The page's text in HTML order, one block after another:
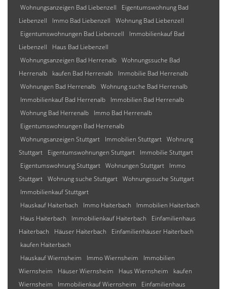
Wohnungsanzeigen Bad Liebenzell
Eigentumswohnung Bad
Liebenzell
Immo Bad Liebenzell
Wohnung Bad Liebenzell
Eigentumswohnungen Bad Liebenzell
Immobilienkauf Bad
Liebenzell
Haus Bad Liebenzell
Wohnungsanzeigen Bad Herrenalb Wohnungssuche Bad
Herrenalb
kaufen Bad Herrenalb
Immobilie Bad Herrenalb
Wohnungen Bad Herrenalb Wohnung suche Bad Herrenalb
Immobilienkauf Bad Herrenalb
Immobilien Bad Herrenalb
Wohnung Bad Herrenalb
Immo Bad Herrenalb
Eigentumswohnungen Bad Herrenalb
Wohnungsanzeigen Stuttgart
Immobilien Stuttgart Wohnung
Stuttgart
Eigentumswohnungen Stuttgart
Immobilie Stuttgart
Eigentumswohnung Stuttgart Wohnungen Stuttgart
Immo
Stuttgart Wohnung suche Stuttgart Wohnungssuche Stuttgart
Immobilienkauf Stuttgart
Hauskauf Haiterbach
Immo Haiterbach
Immobilien Haiterbach
Haus Haiterbach
Immobilienkauf Haiterbach
Einfamilienhaus
Haiterbach
Häuser Haiterbach
Einfamilienhäuser Haiterbach
kaufen Haiterbach
Hauskauf Wiernsheim
Immo Wiernsheim
Immobilien
Wiernsheim
Häuser Wiernsheim Haus Wiernsheim
kaufen
Wiernsheim
Immobilienkauf Wiernsheim
Einfamilienhaus